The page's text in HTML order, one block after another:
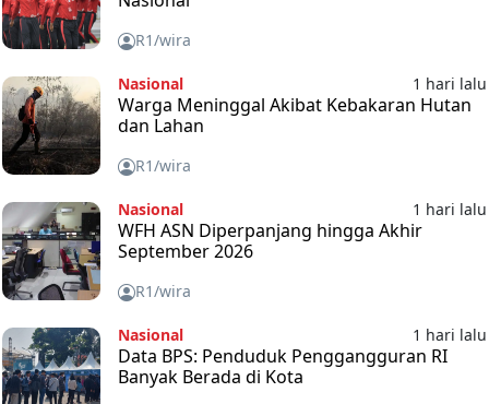
R1/wira
Nasional 1 hari lalu
Warga Meninggal Akibat Kebakaran Hutan
dan Lahan
R1/wira
Nasional 1 hari lalu
WFH ASN Diperpanjang hingga Akhir
September 2026
R1/wira
Nasional 1 hari lalu
Data BPS: Penduduk Penggangguran RI
Banyak Berada di Kota